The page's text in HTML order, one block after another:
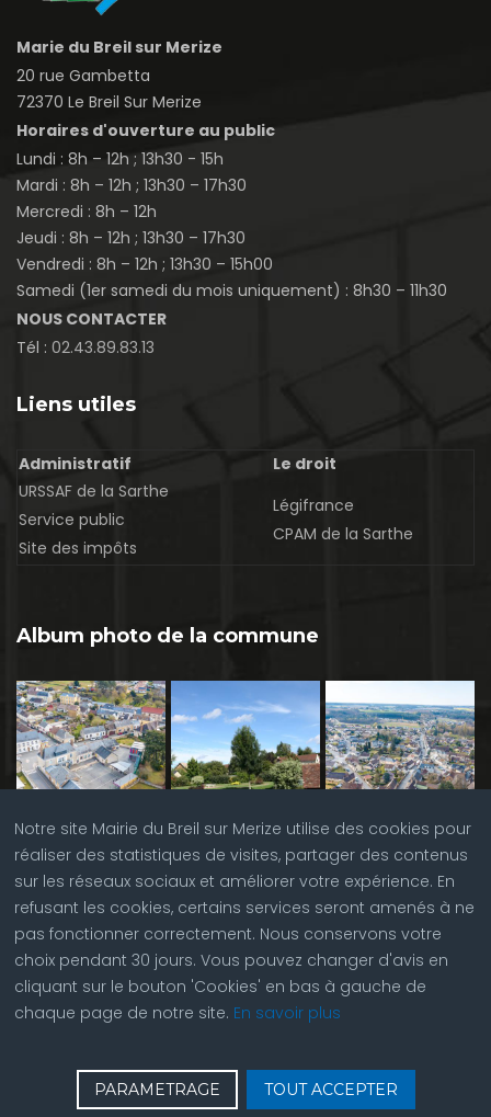
Marie du Breil sur Merize
20 rue Gambetta
72370 Le Breil Sur Merize
Horaires d'ouverture au public
Lundi : 8h – 12h ; 13h30 - 15h
Mardi : 8h – 12h ; 13h30 – 17h30
Mercredi : 8h – 12h
Jeudi : 8h – 12h ; 13h30 – 17h30
Vendredi : 8h – 12h ; 13h30 – 15h00
Samedi (1er samedi du mois uniquement) : 8h30 – 11h30
NOUS CONTACTER
Tél : 02.43.89.83.13
Notre site Mairie du Breil sur Merize utilise des cookies pour
réaliser des statistiques de visites, partager des contenus
sur les réseaux sociaux et améliorer votre expérience. En
refusant les cookies, certains services seront amenés à ne
pas fonctionner correctement. Nous conservons votre
choix pendant 30 jours. Vous pouvez changer d'avis en
cliquant sur le bouton 'Cookies' en bas à gauche de
chaque page de notre site. En savoir plus
PARAMETRAGE TOUT ACCEPTER
Liens utiles
Administratif
Le droit
URSSAF de la Sarthe
Service public
Site des impôts
Légifrance
CPAM de la Sarthe
Album photo de la commune
Contactez nous | © Copyright 2023 |Plan du site|